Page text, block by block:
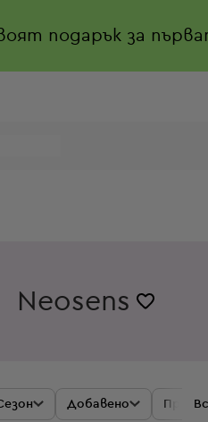
подарък за
Neosens
Добавено